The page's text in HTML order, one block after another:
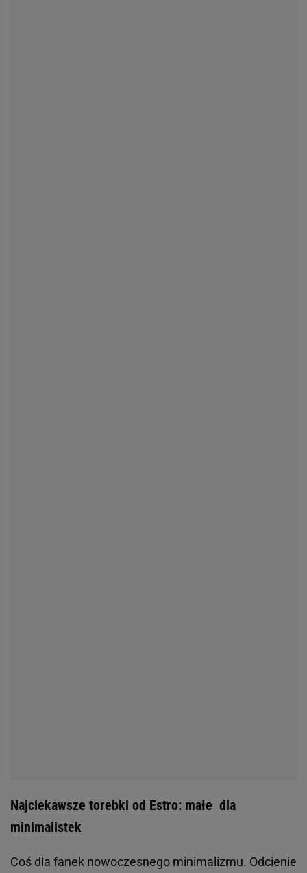
Najciekawsze torebki od Estro: małe dla
minimalistek
Coś dla fanek nowoczesnego minimalizmu. Odcienie